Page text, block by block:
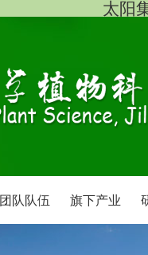
太阳
团队队伍 旗下产业